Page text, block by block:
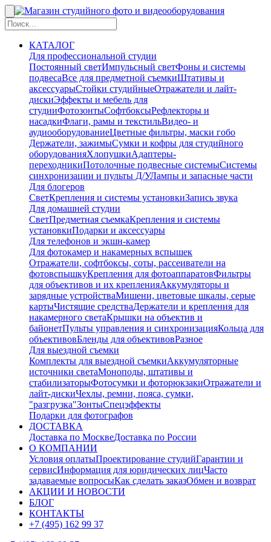
КАТАЛОГ
Для профессиональной студии
Постоянный светИмпульсный светФоны и системы
подвесаВсе для предметной съемкиШтативы и
аксессуарыСтойки студийныеОтражатели и лайт-
дискиЭффекты и мебель для
студииФотозонтыСофтбоксыРефлекторы и
насадкиФлаги, рамы и текстильВидео- и
аудиооборудованиеЦветные фильтры, маски гобо
Держатели, зажимыСумки и кофры для студийного
оборудованияХлопушкиАдаптеры-
переходникиПотолочные подвесные системыСистемы
синхронизации и пульты Д/УЛампы и запасные части
Для блогеров
СветКрепления и системы установкиЗапись звука
Для домашней студии
СветПредметная съемкаКрепления и системы
установкиПодарки и аксессуары
Для телефонов и экшн-камер
Для фотокамер и накамерных вспышек
Отражатели, софтбоксы, соты, рассеиватели на
фотовспышкуКрепления для фотоаппаратовФильтры
для объективов и их крепленияАккумуляторы и
зарядные устройстваМишени, цветовые шкалы, серые
картыЧистящие средстваДержатели и крепления для
накамерного светаКрышки на объектив и
байонетПульты управления и синхронизацияКольца для
объективовБленды для объективовРазное
Для выездной съемки
Комплекты для выездной съемкиАккумуляторные
источники светаМоноподы, штативы и
стабилизаторыФотосумки и фоторюкзакиОтражатели и
лайт-дискиЧехлы, ремни, пояса, сумки,
"разгрузка"ЗонтыСпецэффекты
Подарки для фотографов
ДОСТАВКА
Доставка по МосквеДоставка по России
О КОМПАНИИ
Условия оплатыПроектирование студийГарантии и
сервисИнформация для юридических лицЧасто
задаваемые вопросыКак сделать заказОбмен и возврат
АКЦИИ И НОВОСТИ
БЛОГ
КОНТАКТЫ
+7 (495) 162 99 37